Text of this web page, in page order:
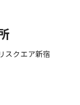
スクエア新宿